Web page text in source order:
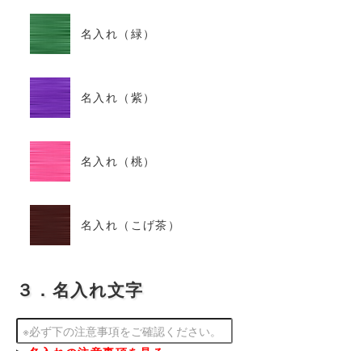
名入れ（緑）
名入れ（紫）
名入れ（桃）
名入れ（こげ茶）
３．名入れ文字